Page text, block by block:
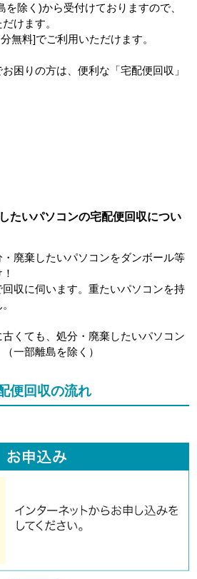
除く)から受付けておりますので、
けます。
無料]でご利用いただけます。
困りの方は、便利な「宅配便回収」
たいパソコンの宅配便回収につい
・廃棄したいパソコンをダンボール等
収に伺います。重たいパソコンを持
くても、処分・廃棄したいパソコン
一部離島を除く）
便回収の流れ